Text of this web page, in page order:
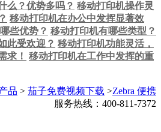
？优势多吗？ 移动打印机操作灵
移动打印机在办公中发挥显著效
优势？ 移动打印机有哪些类型？
欢迎？ 移动打印机功能灵活，
！ 移动打印机在工作中发挥的重
品 > 茄子免费视频下载 >Zebra 便携
服务热线：400-811-7372